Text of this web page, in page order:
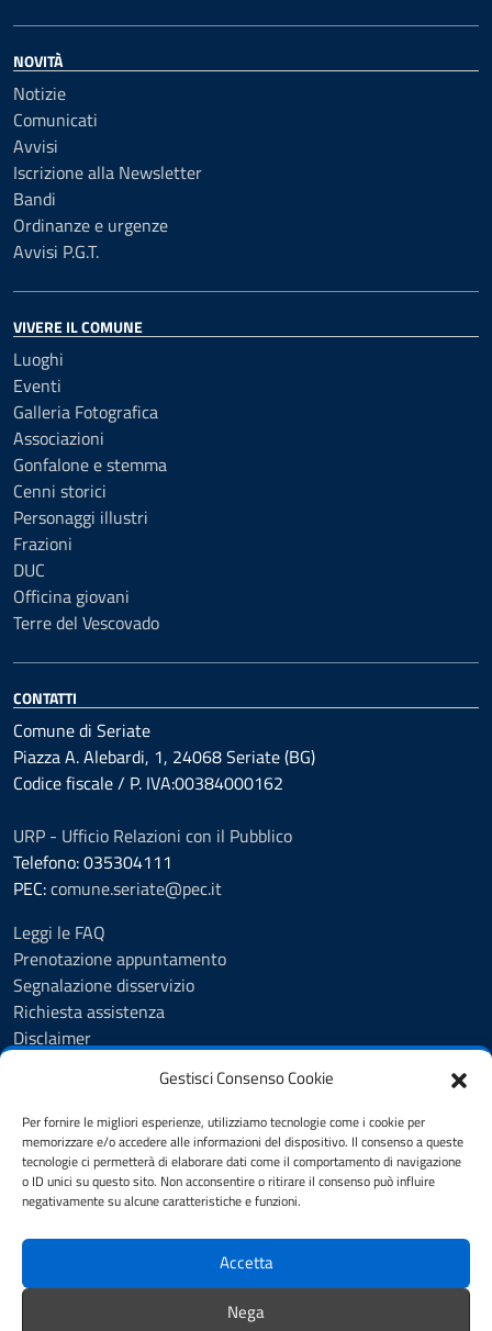
Gestisci Consenso Cookie
Per fornire le migliori esperienze, utilizziamo tecnologie come i cookie per
memorizzare e/o accedere alle informazioni del dispositivo. Il consenso a queste
tecnologie ci permetterà di elaborare dati come il comportamento di navigazione
o ID unici su questo sito. Non acconsentire o ritirare il consenso può influire
negativamente su alcune caratteristiche e funzioni.
Accetta
Nega
NOVITÀ
Notizie
Comunicati
Avvisi
Iscrizione alla Newsletter
Bandi
Ordinanze e urgenze
Avvisi P.G.T.
VIVERE IL COMUNE
Luoghi
Eventi
Galleria Fotografica
Associazioni
Gonfalone e stemma
Cenni storici
Personaggi illustri
Frazioni
DUC
Officina giovani
Terre del Vescovado
CONTATTI
Comune di Seriate
Piazza A. Alebardi, 1, 24068 Seriate (BG)
Codice fiscale / P. IVA:00384000162
URP - Ufficio Relazioni con il Pubblico
Telefono: 035304111
PEC:comune.seriate@pec.it
Leggi le FAQ
Prenotazione appuntamento
Segnalazione disservizio
Richiesta assistenza
Disclaimer
Cookie Policy
Informativa privacy
Dichiarazione di accessibilità
Note legali
SEGUICI SU